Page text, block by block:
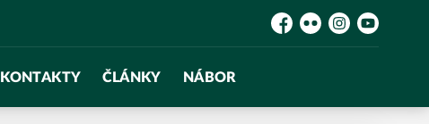
Facebook
FlickrInstagramYouTube
KONTAKTY ČLÁNKY NÁBOR